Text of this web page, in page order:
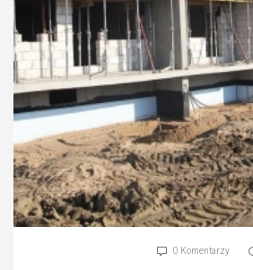
0 Komentarzy